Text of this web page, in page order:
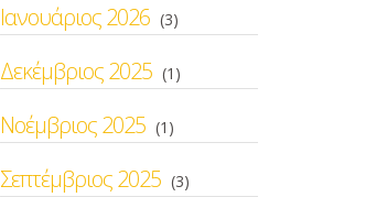
Ιανουάριος 2026 (3)
Δεκέμβριος 2025 (1)
Νοέμβριος 2025 (1)
Σεπτέμβριος 2025 (3)